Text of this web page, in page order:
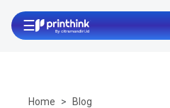
☰
Home
Blog